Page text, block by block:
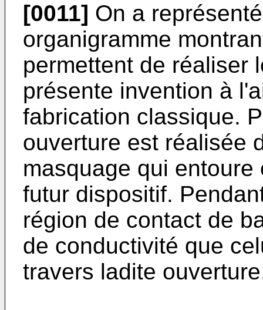
[0011] On a
organigramme
permettent de réaliser
présente invention à
fabrication classique.
ouverture est réalisée
masquage qui
futur dispositif.
région de contact de
de conductivité que
travers ladite